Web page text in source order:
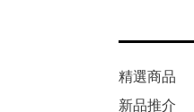
精選商品
新品推介